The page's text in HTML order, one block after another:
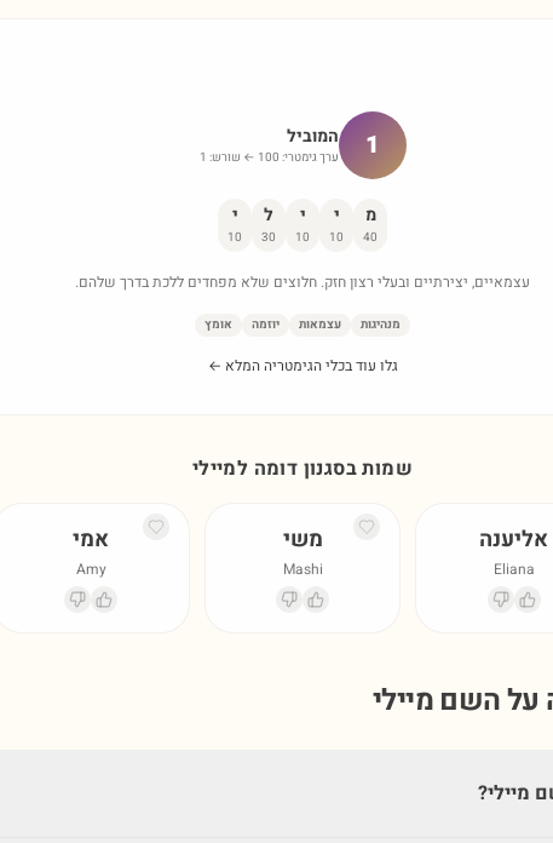
1 המוביל
ערך גימטרי: 100 ← שורש: 1
מ
40
י
10
י
10
ל
30
י
10
עצמאיים, יצירתיים ובעלי רצון חזק. חלוצים שלא מפחדים ללכת בדרך שלהם.
מנהיגות עצמאות יוזמה אומץ
גלו עוד בכלי הגימטריה המלא ←
שמות בסגנון דומה למיילי
אליענה
Eliana
משי
Mashi
אמי
Amy
על השם מיילי
מיילי?